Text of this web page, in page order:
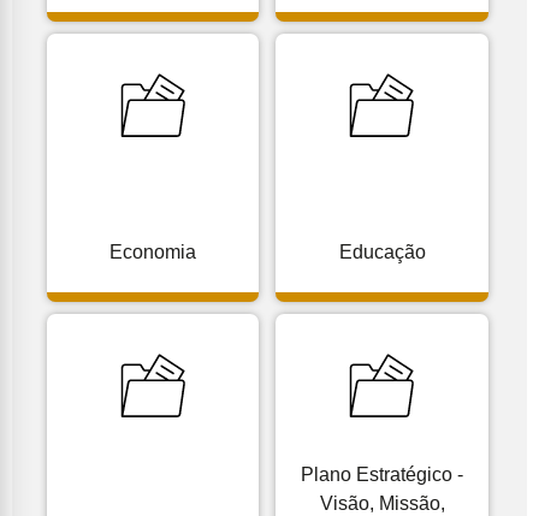
Economia Educação
Plano Estratégico -
Visão, Missão,